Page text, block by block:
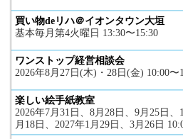
買い物deリハ＠イオンタウン大垣
基本毎月第4火曜日 13:30〜15:30
ワンストップ経営相談会
2026年8月27日(木)・28日(金) 10:00〜
楽しい絵手紙教室
2026年7月31日、8月28日、9月25日
月18日、2027年1月29日、3月26日